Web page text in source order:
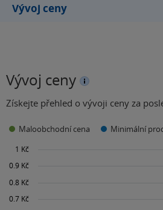
Vývoj ceny
Vývoj ceny
Získejte přehled o vývoji ceny za
Maloobchodní cena Minimální